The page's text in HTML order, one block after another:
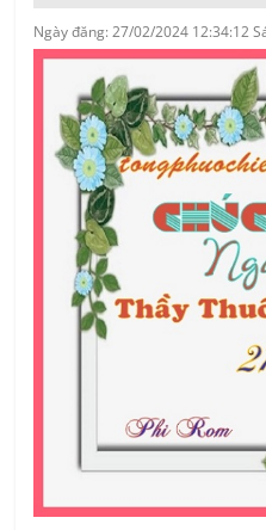
Ngày đăng: 27/02/2024 12:34:12